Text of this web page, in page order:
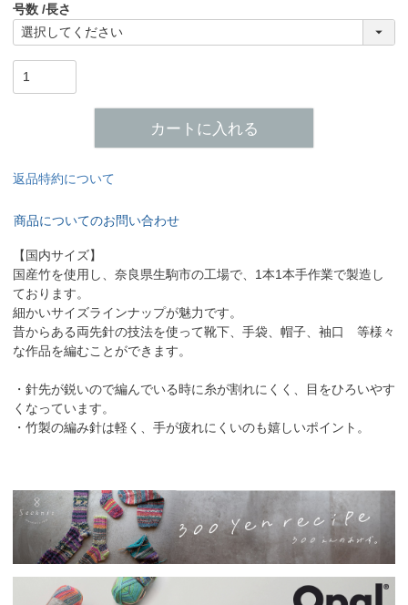
号数 長さ
カートに入れる
返品特約について
商品についてのお問い合わせ
【国内サイズ】
国産竹を使用し、奈良県生駒市の工場で、1本1本手作業で製造し
ております。
細かいサイズラインナップが魅力です。
昔からある両先針の技法を使って靴下、手袋、帽子、袖口 等様々
な作品を編むことができます。
・針先が鋭いので編んでいる時に糸が割れにくく、目をひろいやす
くなっています。
・竹製の編み針は軽く、手が疲れにくいのも嬉しいポイント。